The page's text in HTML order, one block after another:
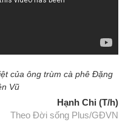
của ông trùm cà phê Đặng
Vũ
Hạnh Chi (T/h)
Theo Đời sống Plus/GĐVN